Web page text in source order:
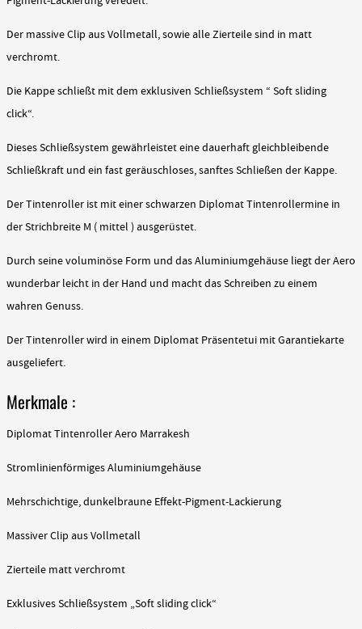
Der massive Clip aus Vollmetall, sowie alle Zierteile sind in matt
verchromt.
Die Kappe schließt mit dem exklusiven Schließsystem “ Soft sliding
click“.
Dieses Schließsystem gewährleistet eine dauerhaft gleichbleibende
Schließkraft und ein fast geräuschloses, sanftes Schließen der Kappe.
Der Tintenroller ist mit einer schwarzen Diplomat Tintenrollermine in
der Strichbreite M ( mittel ) ausgerüstet.
Durch seine voluminöse Form und das Aluminiumgehäuse liegt der Aero
wunderbar leicht in der Hand und macht das Schreiben zu einem
wahren Genuss.
Der Tintenroller wird in einem Diplomat Präsentetui mit Garantiekarte
ausgeliefert.
Merkmale :
Diplomat Tintenroller Aero Marrakesh
Stromlinienförmiges Aluminiumgehäuse
Mehrschichtige, dunkelbraune Effekt-Pigment-Lackierung
Massiver Clip aus Vollmetall
Zierteile matt verchromt
Exklusives Schließsystem „Soft sliding click“